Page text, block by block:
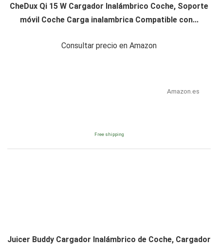
CheDux Qi 15 W Cargador Inalámbrico Coche, Soporte
móvil Coche Carga inalambrica Compatible con...
Consultar precio en Amazon
Amazon.es
Free shipping
Juicer Buddy Cargador Inalámbrico de Coche, Cargador